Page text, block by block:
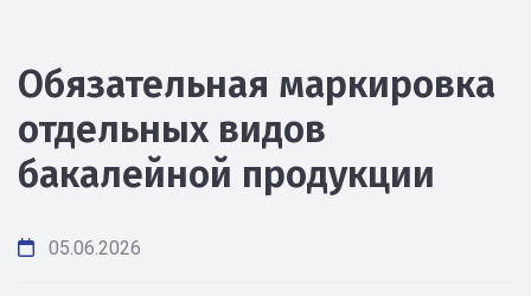
Обязательная маркировка
отдельных видов
бакалейной продукции
05.06.2026